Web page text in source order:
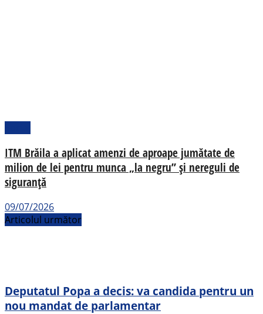
ITM Brăila a aplicat amenzi de aproape jumătate de
milion de lei pentru munca „la negru” și nereguli de
siguranță
09/07/2026
Articolul următor
Deputatul Popa a decis: va candida pentru un
nou mandat de parlamentar